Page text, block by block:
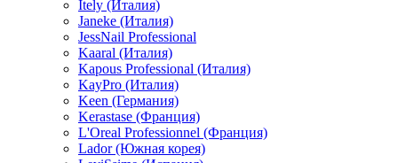
Itely (Италия)
Janeke (Италия)
JessNail Professional
Kaaral (Италия)
Kapous Professional (Италия)
KayPro (Италия)
Keen (Германия)
Kerastase (Франция)
L'Oreal Professionnel (Франция)
Lador (Южная корея)